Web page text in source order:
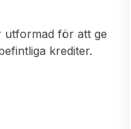
utformad för att ge
krediter.